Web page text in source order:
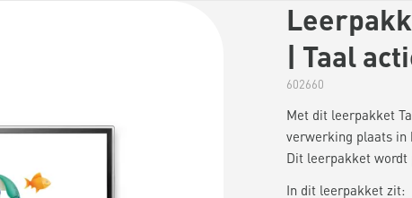
| Taal
602660
Met dit leerpakket
verwerking plaats in
Dit leerpakket wordt
In dit leerpakket zit: